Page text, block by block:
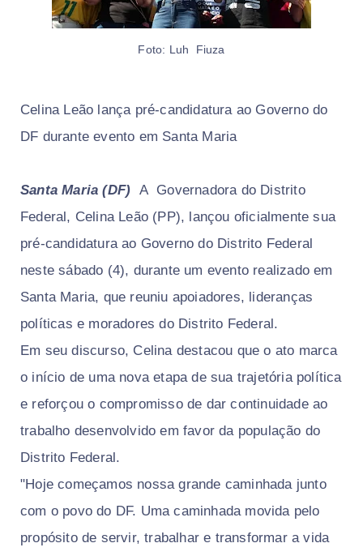
Foto: Luh Fiuza
Celina Leão lança pré-candidatura ao Governo do
DF durante evento em Santa Maria
Santa Maria (DF) A Governadora do Distrito
Federal, Celina Leão (PP), lançou oficialmente sua
pré-candidatura ao Governo do Distrito Federal
neste sábado (4), durante um evento realizado em
Santa Maria, que reuniu apoiadores, lideranças
políticas e moradores do Distrito Federal.
Em seu discurso, Celina destacou que o ato marca
o início de uma nova etapa de sua trajetória política
e reforçou o compromisso de dar continuidade ao
trabalho desenvolvido em favor da população do
Distrito Federal.
"Hoje começamos nossa grande caminhada junto
com o povo do DF. Uma caminhada movida pelo
propósito de servir, trabalhar e transformar a vida